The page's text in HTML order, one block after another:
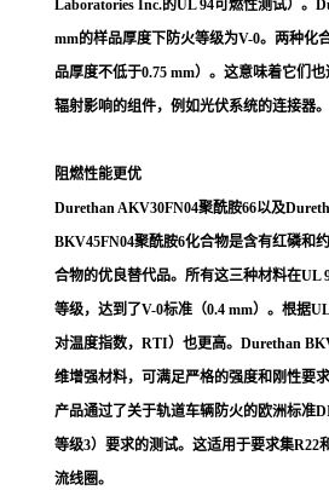
Laboratories Inc.的UL 94可燃性测试）。
mm的样品厚度下防火等级为V-0。两种化
品厚度不低于0.75 mm）。这意味着它们
辐射影响的组件，例如光伏系统的连接器。
阻燃性能更优
Durethan AKV30FN04聚酰胺66以及
BKV45FN04聚酰胺6化合物是含有红磷和
合物的优良替代品。所有这三种材料在UL
等级，达到了V-0标准（0.4 mm）。根据
对温度指数，RTI）也更高。Durethan
维增强材料，可满足严格的强度和刚性要
产品通过了关于轨道车辆防火的欧洲标准
等级3）要求的测试。这适用于要求集R22
流线圈。